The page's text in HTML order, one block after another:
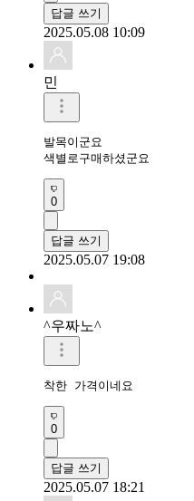
답글 쓰기
2025.05.08 10:09
민
발목이군요
색별로구매하셨군요
0
답글 쓰기
2025.05.07 19:08
^우짜노^
착한 가격이네요
0
답글 쓰기
2025.05.07 18:21